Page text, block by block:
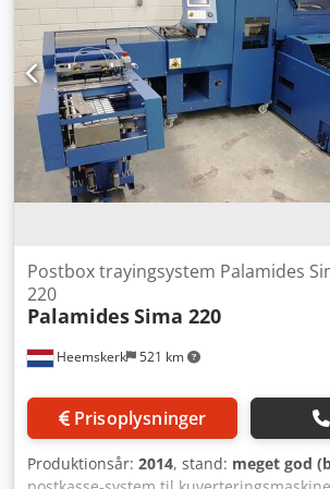
Heemskerk 521 km
Postbox trayingsystem Palamides
220
PalamidesSima 220
Prisoplysninger
Produktionsår: 2014, stand: meget god